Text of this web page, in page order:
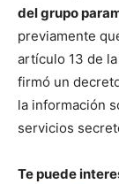
del grupo
previamente
artículo 13 de
firmó un
la información
servicios
Te puede